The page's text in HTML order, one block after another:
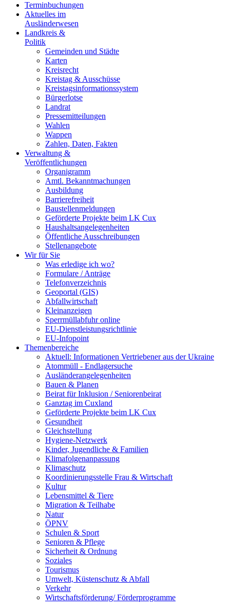
Terminbuchungen
Aktuelles im
Ausländerwesen
Landkreis &
Politik
Gemeinden und Städte
Karten
Kreisrecht
Kreistag & Ausschüsse
Kreistagsinformationssystem
Bürgerlotse
Landrat
Pressemitteilungen
Wahlen
Wappen
Zahlen, Daten, Fakten
Verwaltung &
Veröffentlichungen
Organigramm
Amtl. Bekanntmachungen
Ausbildung
Barrierefreiheit
Baustellenmeldungen
Geförderte Projekte beim LK Cux
Haushaltsangelegenheiten
Öffentliche Ausschreibungen
Stellenangebote
Wir für Sie
Was erledige ich wo?
Formulare / Anträge
Telefonverzeichnis
Geoportal (GIS)
Abfallwirtschaft
Kleinanzeigen
Sperrmüllabfuhr online
EU-Dienstleistungsrichtlinie
EU-Infopoint
Themenbereiche
Aktuell: Informationen Vertriebener aus der Ukraine
Atommüll - Endlagersuche
Ausländerangelegenheiten
Bauen & Planen
Beirat für Inklusion / Seniorenbeirat
Ganztag im Cuxland
Geförderte Projekte beim LK Cux
Gesundheit
Gleichstellung
Hygiene-Netzwerk
Kinder, Jugendliche & Familien
Klimafolgenanpassung
Klimaschutz
Koordinierungsstelle Frau & Wirtschaft
Kultur
Lebensmittel & Tiere
Migration & Teilhabe
Natur
ÖPNV
Schulen & Sport
Senioren & Pflege
Sicherheit & Ordnung
Soziales
Tourismus
Umwelt, Küstenschutz & Abfall
Verkehr
Wirtschaftsförderung/ Förderprogramme